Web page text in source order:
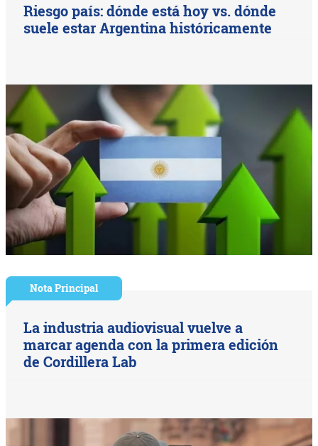
Riesgo país: dónde está hoy vs. dónde
suele estar Argentina históricamente
Nota Principal
La industria audiovisual vuelve a
marcar agenda con la primera edición
de Cordillera Lab